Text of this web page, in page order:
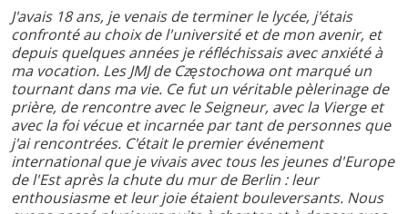
J'avais 18 ans, je venais de terminer le lycée, j'étais
confronté au choix de l'université et de mon avenir, et
depuis quelques années je réfléchissais avec anxiété à
ma vocation. Les JMJ de Częstochowa ont marqué un
tournant dans ma vie. Ce fut un véritable pèlerinage de
prière, de rencontre avec le Seigneur, avec la Vierge et
avec la foi vécue et incarnée par tant de personnes que
j'ai rencontrées. C'était le premier événement
international que je vivais avec tous les jeunes d'Europe
de l'Est après la chute du mur de Berlin : leur
enthousiasme et leur joie étaient bouleversants. Nous